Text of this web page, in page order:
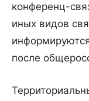
конференц-
иных видов
после